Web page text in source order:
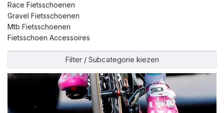
Race Fietsschoenen
Gravel Fietsschoenen
Mtb Fietsschoenen
Fietsschoen Accessoires
Filter / Subcategorie kiezen